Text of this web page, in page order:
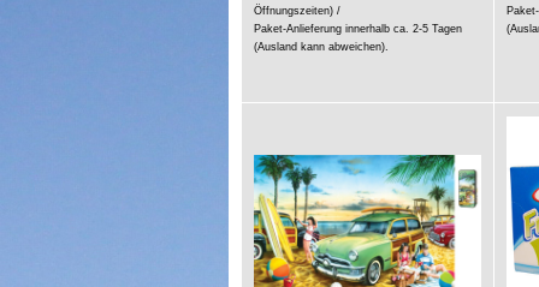
Öffnungszeiten) /
Paket-Anlieferung innerhalb ca. 2-5 Tagen
(Ausland kann abweichen).